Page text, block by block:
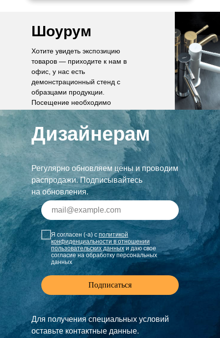
Шоурум
Хотите увидеть экспозицию
товаров — приходите к нам в
офис, у нас есть
демонстрационный стенд с
образцами продукции.
Посещение необходимо
согласовать по телефону.
Дизайнерам
Регулярно обновляем цены и проводим
распродажи. Подписывайтесь
на обновления.
Я согласен (-а) с политикой
конфиденциальности в отношении
пользовательских данныхи даю свое
согласие на обработку персональных
данных
Подписаться
Для получения специальных условий
оставьте контактные данные.